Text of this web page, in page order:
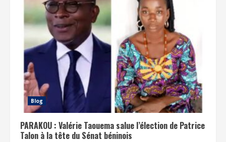
Blog
PARAKOU : Valérie Taouema salue l’élection de Patrice
Talon à la tête du Sénat béninois